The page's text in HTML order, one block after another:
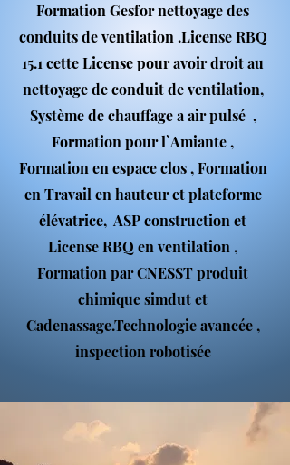
Formation Gesfor nettoyage des
conduits de ventilation .License RBQ
15.1 cette License pour avoir droit au
nettoyage de conduit de ventilation,
Système de chauffage a air pulsé ,
Formation pour l`Amiante ,
Formation en espace clos , Formation
en Travail en hauteur et plateforme
élévatrice, ASP construction et
License RBQ en ventilation ,
Formation par CNESST produit
chimique simdut et
Cadenassage.Technologie avancée ,
inspection robotisée